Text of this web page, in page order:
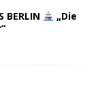
BERLIN
„Die